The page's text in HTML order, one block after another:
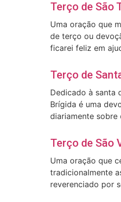
Terço de São
Uma oração que
de terço ou
ficarei feliz em
Terço de
Dedicado à santa
Brígida é uma
diariamente
Terço de São
Uma oração que
tradicionalmente
reverenciado por